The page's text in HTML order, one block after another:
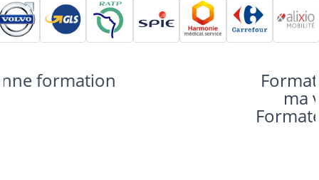
Formation très utile pour
Formateur très compétent